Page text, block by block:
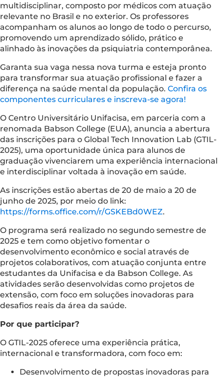
multidisciplinar, composto por médicos com atuação
relevante no Brasil e no exterior. Os professores
acompanham os alunos ao longo de todo o percurso,
promovendo um aprendizado sólido, prático e
alinhado às inovações da psiquiatria contemporânea.
Garanta sua vaga nessa nova turma e esteja pronto
para transformar sua atuação profissional e fazer a
diferença na saúde mental da população. Confira os
componentes curriculares e inscreva-se agora!
O Centro Universitário Unifacisa, em parceria com a
renomada Babson College (EUA), anuncia a abertura
das inscrições para o Global Tech Innovation Lab (GTIL-
2025), uma oportunidade única para alunos de
graduação vivenciarem uma experiência internacional
e interdisciplinar voltada à inovação em saúde.
As inscrições estão abertas de 20 de maio a 20 de
junho de 2025, por meio do link:
https://forms.office.com/r/GSKEBd0WEZ.
O programa será realizado no segundo semestre de
2025 e tem como objetivo fomentar o
desenvolvimento econômico e social através de
projetos colaborativos, com atuação conjunta entre
estudantes da Unifacisa e da Babson College. As
atividades serão desenvolvidas como projetos de
extensão, com foco em soluções inovadoras para
desafios reais da área da saúde.
Por que participar?
O GTIL-2025 oferece uma experiência prática,
internacional e transformadora, com foco em:
Desenvolvimento de propostas inovadoras para